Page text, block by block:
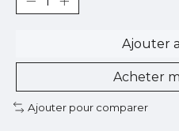
Ajouter
Acheter
Ajouter pour comparer